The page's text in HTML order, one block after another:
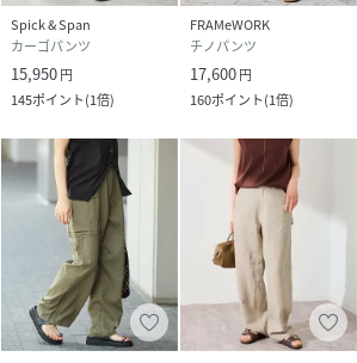
日本
本体:綿100%
36、38、40
本体:洗濯機洗い（弱）
RX7256_26030220315020
26030220315020-036-036 RX7256
Spick & Span
カーゴパンツ
15,950円
145ポイント(1倍)
FRAMeWORK
チノパンツ
17,600円
160ポイント(1倍)